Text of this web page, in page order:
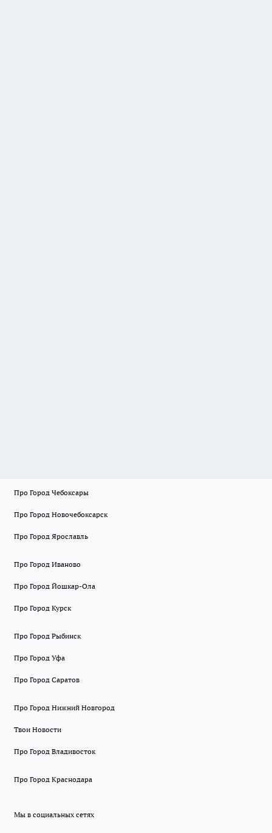
Про Город Чебоксары
Про Город Новочебоксарск
Про Город Ярославль
Про Город Иваново
Про Город Йошкар-Ола
Про Город Курск
Про Город Рыбинск
Про Город Уфа
Про Город Саратов
Про Город Нижний Новгород
Твои Новости
Про Город Владивосток
Про Город Краснодара
Мы в социальных сетях